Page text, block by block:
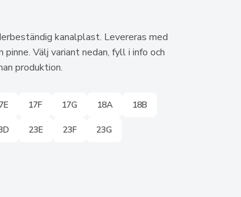
kanalplast. Levereras med
Välj variant nedan, fyll i info och
produktion.
17F 17G 18A 18B
23E 23F
23G